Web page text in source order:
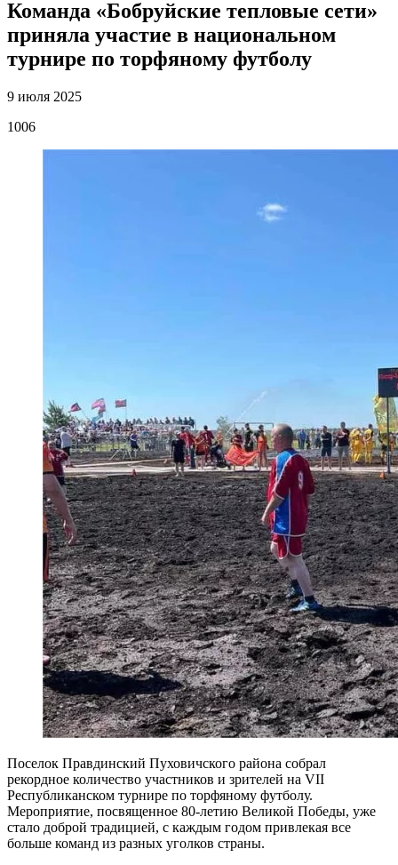
Команда «Бобруйские тепловые сети»
приняла участие в национальном
турнире по торфяному футболу
9 июля 2025
1006
Поселок Правдинский Пуховичского района собрал
рекордное количество участников и зрителей на VII
Республиканском турнире по торфяному футболу.
Мероприятие, посвященное 80-летию Великой Победы, уже
стало доброй традицией, с каждым годом привлекая все
больше команд из разных уголков страны.